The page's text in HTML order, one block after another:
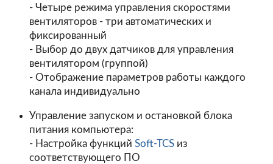
- Четыре режима управления скоростями
вентиляторов - три автоматических и
фиксированный
- Выбор до двух датчиков для управления
вентилятором (группой)
- Отображение параметров работы каждого
канала индивидуально
Управление запуском и остановкой блока
питания компьютера:
- Настройка функций Soft-TCSиз
соответствующего ПО